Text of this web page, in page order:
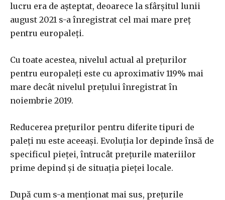
lucru era de așteptat, deoarece la sfârșitul lunii
august 2021 s-a înregistrat cel mai mare preț
pentru europaleți.
Cu toate acestea, nivelul actual al prețurilor
pentru europaleți este cu aproximativ 119% mai
mare decât nivelul prețului înregistrat în
noiembrie 2019.
Reducerea prețurilor pentru diferite tipuri de
paleți nu este aceeași. Evoluția lor depinde însă de
specificul pieței, întrucât prețurile materiilor
prime depind și de situația pieței locale.
După cum s-a menționat mai sus, prețurile